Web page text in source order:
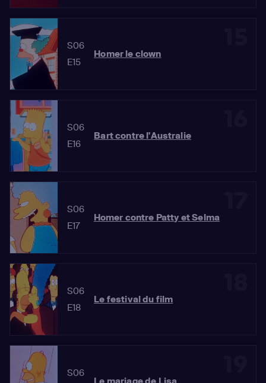
S06
E15
Homer le clown
S06
E16
Bart contre l'Australie
S06
E17
Homer contre Patty et Selma
S06
E18
Le festival du film
S06
Le mariage de Lisa